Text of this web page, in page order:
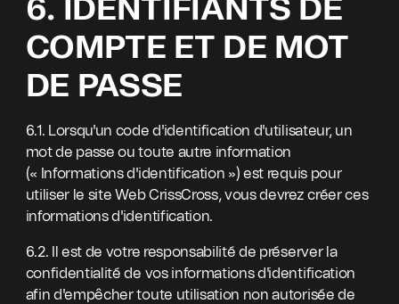
6. IDENTIFIANTS DE
COMPTE ET DE MOT
DE PASSE
6.1. Lorsqu'un code d'identification d'utilisateur, un
mot de passe ou toute autre information
(« Informations d'identification ») est requis pour
utiliser le site Web CrissCross, vous devrez créer ces
informations d'identification.
6.2. Il est de votre responsabilité de préserver la
confidentialité de vos informations d'identification
afin d'empêcher toute utilisation non autorisée de